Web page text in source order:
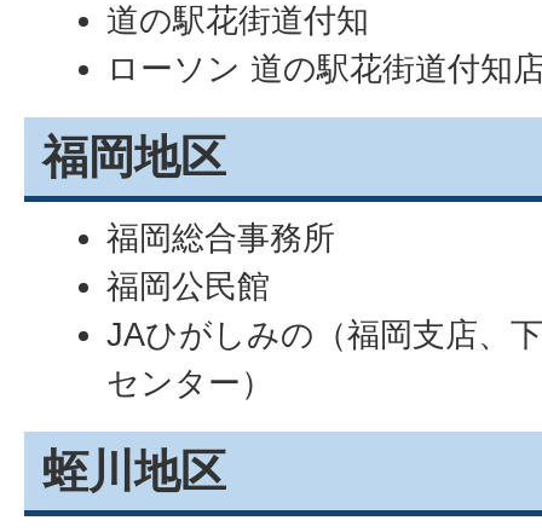
道の駅花街道付知
ローソン 道の駅花街道付知
福岡地区
福岡総合事務所
福岡公民館
JAひがしみの（福岡支店、
センター）
蛭川地区